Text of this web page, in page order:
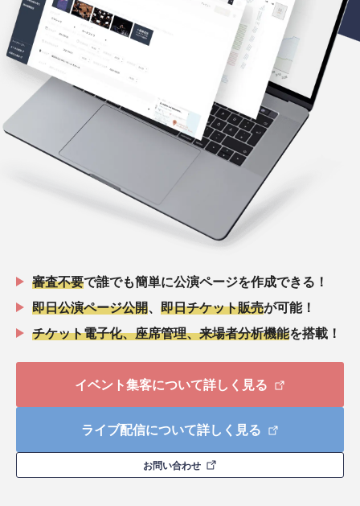
審査不要で誰でも簡単に公演ページを作成できる！
即日公演ページ公開
即日チケット販売が可能！
チケット電子化、座席管理、来場者分析機能を搭載！
イベント集客について詳しく見る
ライブ配信について詳しく見る
お問い合わせ